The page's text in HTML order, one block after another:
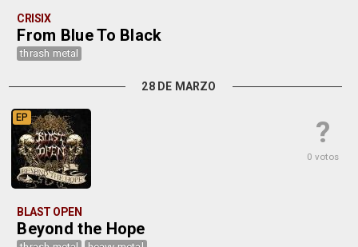
CRISIX
From Blue To Black
thrash metal
28 DE MARZO
?
0 votos
EP
BLAST OPEN
Beyond the Hope